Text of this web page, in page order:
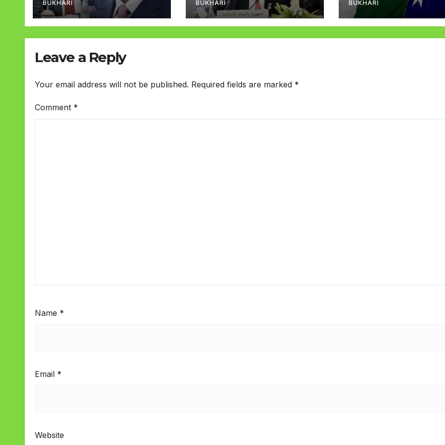
BUKHARI BUKHARI BUKHARI
Leave a Reply
Your email address will not be published. Required fields are marked *
Comment *
Name *
Email *
Website